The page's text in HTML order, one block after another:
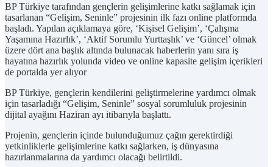
BP Türkiye tarafından gençlerin gelişimlerine katkı sağlamak için
tasarlanan “Gelişim, Seninle” projesinin ilk fazı online platformda
başladı. Yapılan açıklamaya göre, ‘Kişisel Gelişim’, ‘Çalışma
Yaşamına Hazırlık’, ‘Aktif Sorumlu Yurttaşlık’ ve ‘Güncel’ olmak
üzere dört ana başlık altında bulunacak haberlerin yanı sıra iş
hayatına hazırlık yolunda video ve online kapasite gelişim içerikleri
de portalda yer alıyor
BP Türkiye, gençlerin kendilerini geliştirmelerine yardımcı olmak
için tasarladığı “Gelişim, Seninle” sosyal sorumluluk projesinin
dijital ayağını Haziran ayı itibarıyla başlattı.
Projenin, gençlerin içinde bulunduğumuz çağın gerektirdiği
yetkinliklerle gelişimlerine katkı sağlarken, iş dünyasına
hazırlanmalarına da yardımcı olacağı belirtildi.